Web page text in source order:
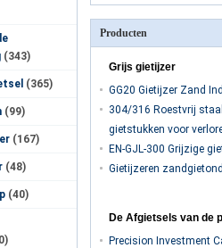
(343)
(365)
(99)
(167)
(48)
(40)
Producten
Grijs gietijzer
GG20 Gietijzer Zand
304/316 Roestvrij
gietstukken voor
EN-GJL-300 Grijzige
Gietijzeren
De Afgietsels van de
Precision Investment